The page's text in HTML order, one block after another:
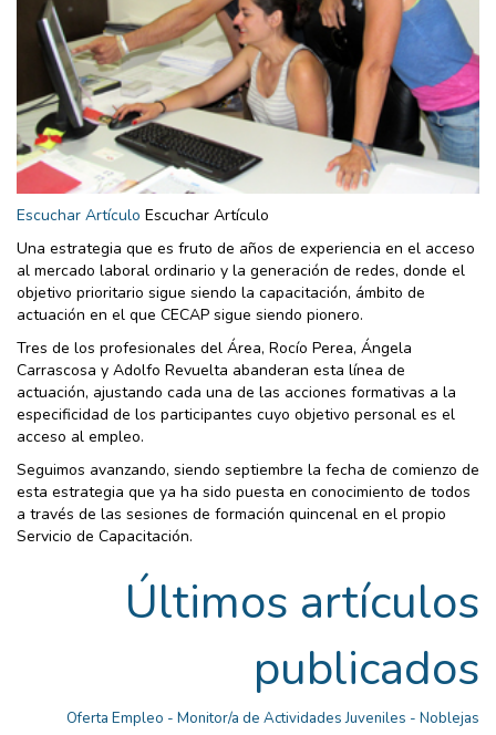
Escuchar Artículo Escuchar Artículo
Una estrategia que es fruto de años de experiencia en el acceso
al mercado laboral ordinario y la generación de redes, donde el
objetivo prioritario sigue siendo la capacitación, ámbito de
actuación en el que CECAP sigue siendo pionero.
Tres de los profesionales del Área, Rocío Perea, Ángela
Carrascosa y Adolfo Revuelta abanderan esta línea de
actuación, ajustando cada una de las acciones formativas a la
especificidad de los participantes cuyo objetivo personal es el
acceso al empleo.
Seguimos avanzando, siendo septiembre la fecha de comienzo de
esta estrategia que ya ha sido puesta en conocimiento de todos
a través de las sesiones de formación quincenal en el propio
Servicio de Capacitación.
Últimos artículos
publicados
Oferta Empleo - Monitor/a de Actividades Juveniles - Noblejas